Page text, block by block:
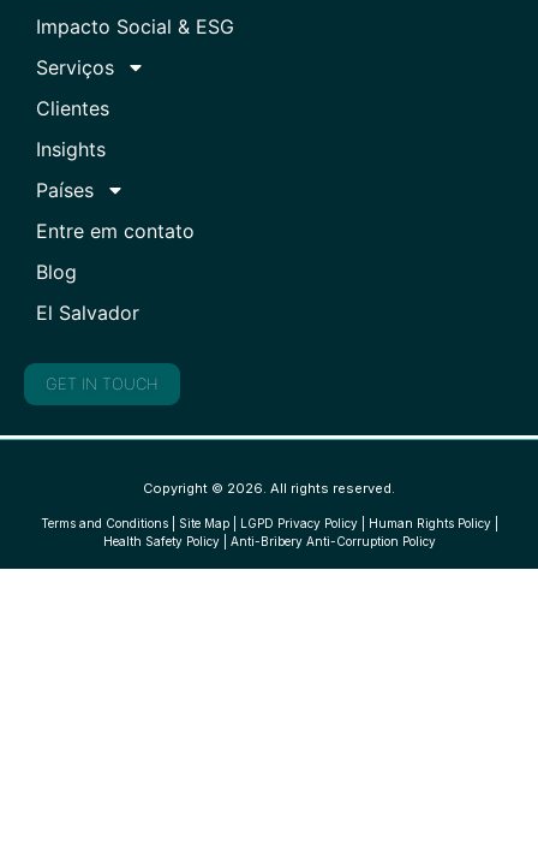
Impacto Social & ESG
Serviços
Clientes
Insights
Países
Entre em contato
Blog
El Salvador
GET IN TOUCH
Copyright © 2026. All rights reserved.
Terms and Conditions| Site Map| LGPD Privacy Policy| Human Rights Policy|
Health Safety Policy| Anti-Bribery Anti-Corruption Policy